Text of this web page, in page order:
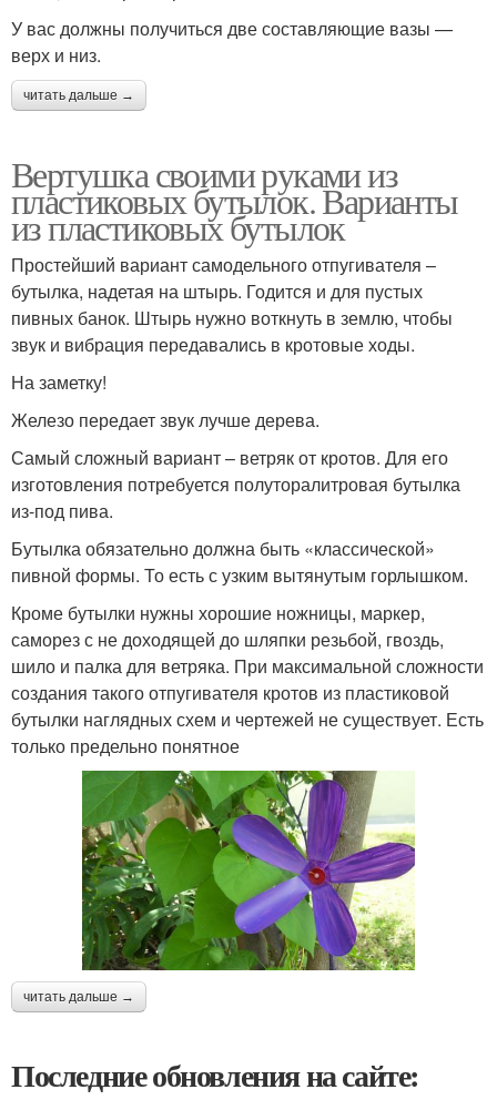
У вас должны получиться две составляющие вазы —
верх и низ.
читать дальше →
Вертушка своими руками из
пластиковых бутылок. Варианты
из пластиковых бутылок
Простейший вариант самодельного отпугивателя –
бутылка, надетая на штырь. Годится и для пустых
пивных банок. Штырь нужно воткнуть в землю, чтобы
звук и вибрация передавались в кротовые ходы.
На заметку!
Железо передает звук лучше дерева.
Самый сложный вариант – ветряк от кротов. Для его
изготовления потребуется полуторалитровая бутылка
из-под пива.
Бутылка обязательно должна быть «классической»
пивной формы. То есть с узким вытянутым горлышком.
Кроме бутылки нужны хорошие ножницы, маркер,
саморез с не доходящей до шляпки резьбой, гвоздь,
шило и палка для ветряка. При максимальной сложности
создания такого отпугивателя кротов из пластиковой
бутылки наглядных схем и чертежей не существует. Есть
только предельно понятное
читать дальше →
Последние обновления на сайте: